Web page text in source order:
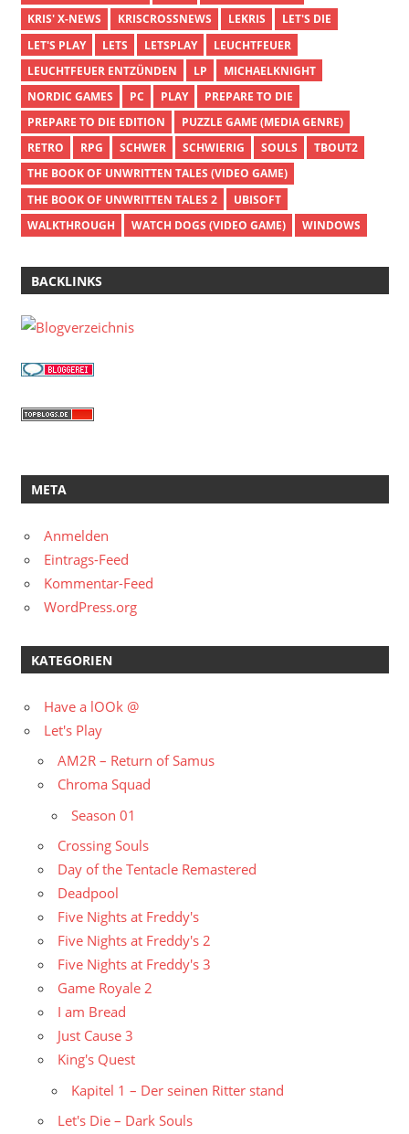
KRIS' X-NEWS
KRISCROSSNEWS LEKRIS
LET'S DIE
LET'S PLAY
LETS LETSPLAY
LEUCHTFEUER
LEUCHTFEUER ENTZÜNDEN
LP
MICHAELKNIGHT
NORDIC GAMES
PC PLAY
PREPARE TO DIE
PREPARE TO DIE EDITION
PUZZLE GAME (MEDIA GENRE)
RETRO
RPG SCHWER SCHWIERIG SOULS
TBOUT2
THE BOOK OF UNWRITTEN TALES (VIDEO GAME)
THE BOOK OF UNWRITTEN TALES 2
UBISOFT
WALKTHROUGH
WATCH DOGS (VIDEO GAME) WINDOWS
BACKLINKS
META
Anmelden
Eintrags-Feed
Kommentar-Feed
WordPress.org
KATEGORIEN
Have a lOOk @
Let's Play
AM2R – Return of Samus
Chroma Squad
Season 01
Crossing Souls
Day of the Tentacle Remastered
Deadpool
Five Nights at Freddy's
Five Nights at Freddy's 2
Five Nights at Freddy's 3
Game Royale 2
I am Bread
Just Cause 3
King's Quest
Kapitel 1 – Der seinen Ritter stand
Let's Die – Dark Souls